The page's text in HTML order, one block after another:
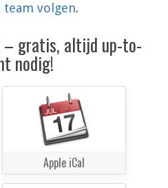
team volgen.
– gratis, altijd up-to-
nodig!
Apple iCal